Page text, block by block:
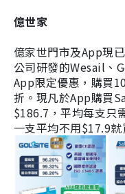
億世家
億家世門市及App現
公司研發的Wesail、
App限定優惠，購買
折。現凡於App購買
$186.7，平均每支只
一支平均不用$17.9